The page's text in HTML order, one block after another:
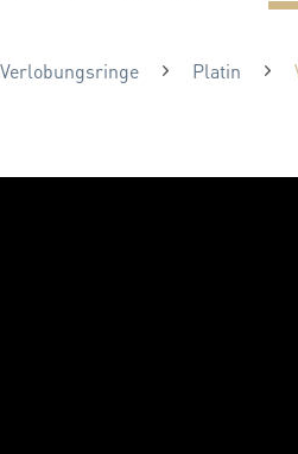
Verlobungsringe Platin